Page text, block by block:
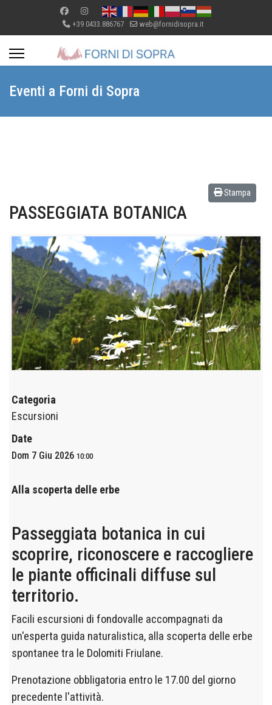
+39 0433.886767 web@fornidisopra.it
Eventi a Forni di Sopra
Stampa
PASSEGGIATA BOTANICA
Categoria
Escursioni
Date
Dom 7 Giu 2026 10:00
Alla scoperta delle erbe
Passeggiata botanica in cui
scoprire, riconoscere e raccogliere
le piante officinali diffuse sul
territorio.
Facili escursioni di fondovalle accompagnati da
un'esperta guida naturalistica, alla scoperta delle erbe
spontanee tra le Dolomiti Friulane.
Prenotazione obbligatoria entro le 17.00 del giorno
precedente l'attività.